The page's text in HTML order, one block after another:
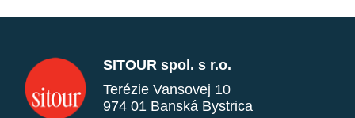
SITOUR spol. s r.o.
Terézie Vansovej 10
974 01 Banská Bystrica